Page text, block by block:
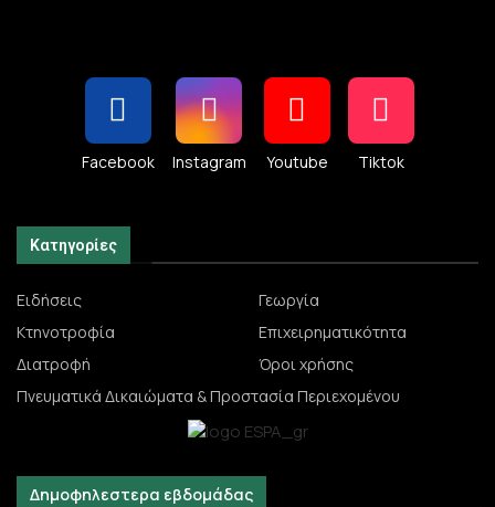
Facebook Instagram Youtube Tiktok
Κατηγορίες
Ειδήσεις
Γεωργία
Κτηνοτροφία
Επιχειρηματικότητα
Διατροφή
Όροι χρήσης
Πνευματικά Δικαιώματα & Προστασία Περιεχομένου
Δημοφηλεστερα εβδομάδας